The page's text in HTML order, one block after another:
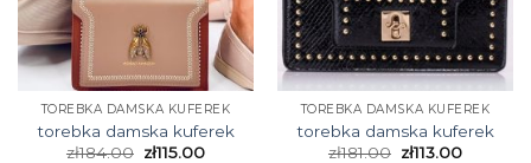
TOREBKA DAMSKA KUFEREK
torebka damska kuferek
zł184.00 zł115.00
TOREBKA DAMSKA KUFEREK
torebka damska kuferek
zł181.00 zł113.00